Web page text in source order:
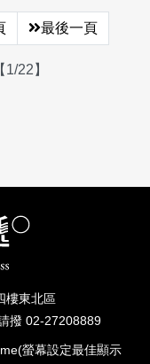
最後一頁
22】
樓東北區
撥 02-27208889
螢幕設定最佳顯示